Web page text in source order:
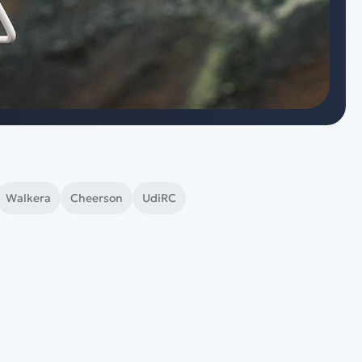
Walkera Cheerson UdiRC
Спецтехника
Железные дороги
Конструкторы
Запчасти для моделей